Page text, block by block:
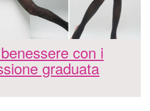
con i
graduata